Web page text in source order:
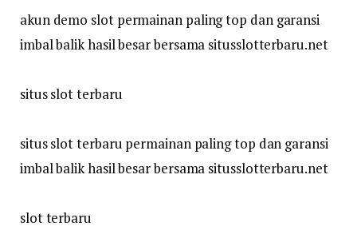
akun demo slot permainan paling top dan garansi
imbal balik hasil besar bersama situsslotterbaru.net
situs slot terbaru
situs slot terbaru permainan paling top dan garansi
imbal balik hasil besar bersama situsslotterbaru.net
slot terbaru